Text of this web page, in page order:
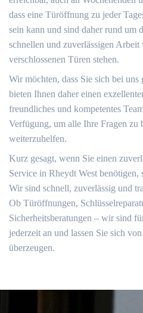
dass eine Türöffnung zu jeder
sein kann und sind daher rund um
schnellen und zuverlässigen
verschlossenen Türen stehen.
Wir möchten, dass Sie sich bei
bieten Ihnen daher einen
freundliches und kompetentes
Verfügung, um alle Ihre Fragen zu
weiterzuhelfen.
Kurz gesagt, wenn Sie einen
Service in Rheydt West
Wir sind schnell, zuverlässig und
Ob Türöffnungen,
Sicherheitsberatungen – wir sind
jederzeit an und lassen Sie sich
überzeugen.